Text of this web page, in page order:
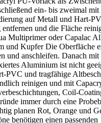
ein- bis zweimal
auf Metall und Hart-
und die Fläche
Multiprimer oder Capalac
und Kupfer Die Oberfläche
und anschleifen. Danach
Aluminium ist nicht
PVC und tragfähige
reinigen und mit
Coil-
immer durch eine
planen Rot, Orange und
benötigen einen passenden